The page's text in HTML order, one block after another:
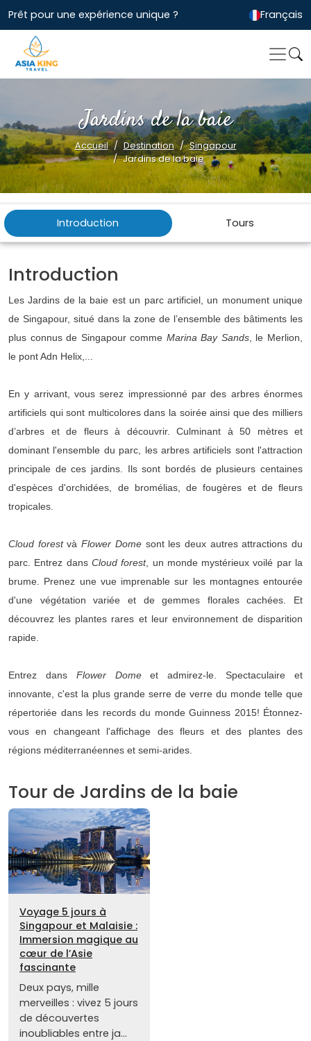
Prêt pour une expérience unique ? Français
Jardins de la baie
Accueil Destination
Singapour
Jardins de la baie
Introduction Tours
Introduction
Les Jardins de la baie est un parc artificiel, un monument unique
de Singapour, situé dans la zone de l’ensemble des bâtiments les
plus connus de Singapour comme Marina Bay Sands, le Merlion,
le pont Adn Helix,...
En y arrivant, vous serez impressionné par des arbres énormes
artificiels qui sont multicolores dans la soirée ainsi que des milliers
d’arbres et de fleurs à découvrir. Culminant à 50 mètres et
dominant l'ensemble du parc, les arbres artificiels sont l'attraction
principale de ces jardins. Ils sont bordés de plusieurs centaines
d'espèces d'orchidées, de bromélias, de fougères et de fleurs
tropicales.
Cloud forestvàFlower Domesont les deux autres attractions du
parc. Entrez dans Cloud forest, un monde mystérieux voilé par la
brume. Prenez une vue imprenable sur les montagnes entourée
d'une végétation variée et de gemmes florales cachées. Et
découvrez les plantes rares et leur environnement de disparition
rapide.
Entrez dans Flower Domeet admirez-le. Spectaculaire et
innovante, c'est la plus grande serre de verre du monde telle que
répertoriée dans les records du monde Guinness 2015! Étonnez-
vous en changeant l'affichage des fleurs et des plantes des
régions méditerranéennes et semi-arides.
Tour de Jardins de la baie
Voyage 5 jours à
Singapour et Malaisie :
Immersion magique au
cœur de l’Asie
fascinante
Deux pays, mille
merveilles : vivez 5 jours
de découvertes
inoubliables entre ja...